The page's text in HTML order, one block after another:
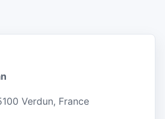
Verdun, France